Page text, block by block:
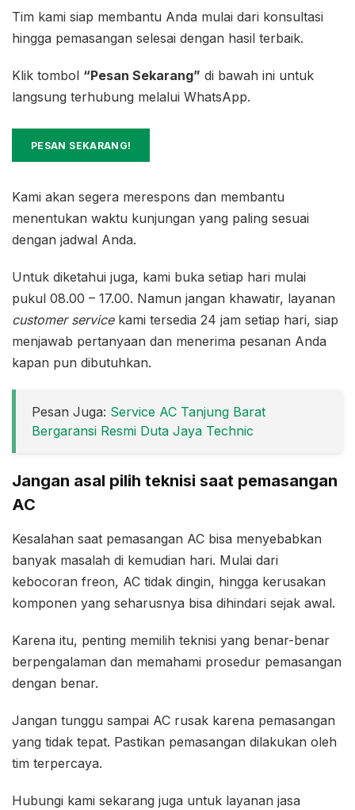
Tim kami siap membantu Anda mulai dari konsultasi
hingga pemasangan selesai dengan hasil terbaik.
Klik tombol “Pesan Sekarang” di bawah ini untuk
langsung terhubung melalui WhatsApp.
PESAN SEKARANG!
Kami akan segera merespons dan membantu
menentukan waktu kunjungan yang paling sesuai
dengan jadwal Anda.
Untuk diketahui juga, kami buka setiap hari mulai
pukul 08.00 – 17.00. Namun jangan khawatir, layanan
customer servicekami tersedia 24 jam setiap hari, siap
menjawab pertanyaan dan menerima pesanan Anda
kapan pun dibutuhkan.
Pesan Juga: Service AC Tanjung Barat
Bergaransi Resmi Duta Jaya Technic
Jangan asal pilih teknisi saat pemasangan
AC
Kesalahan saat pemasangan AC bisa menyebabkan
banyak masalah di kemudian hari. Mulai dari
kebocoran freon, AC tidak dingin, hingga kerusakan
komponen yang seharusnya bisa dihindari sejak awal.
Karena itu, penting memilih teknisi yang benar-benar
berpengalaman dan memahami prosedur pemasangan
dengan benar.
Jangan tunggu sampai AC rusak karena pemasangan
yang tidak tepat. Pastikan pemasangan dilakukan oleh
tim terpercaya.
Hubungi kami sekarang juga untuk layanan jasa